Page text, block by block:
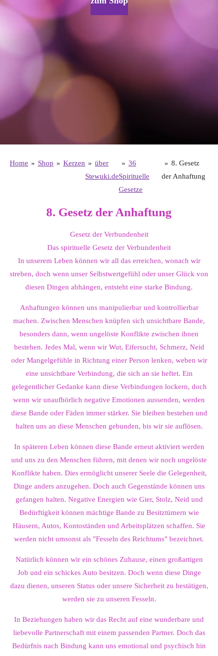
Home » Shop » Kerzen » über
Stewuki.de
» 36
Spirituelle
Gesetze
» 8. Gesetz
der Anhaftung
8. Gesetz der Anhaftung
Gesetz der Verbundenheit
Das spirituelle Gesetz der Verbundenheit
In unserem Leben können wir all das erreichen, wonach wir
streben, doch wenn unser Selbstwertgefühl oder unser Glück von
diesen Dingen abhängen, entsteht eine starke Bindung.
Anhaftungen können uns manipulierbar und kontrollierbar
machen. Zwischen Menschen knüpfen sich unsichtbare Bande,
besonders dann, wenn ungelöste Konflikte zwischen ihnen
bestehen. Jedes Mal, wenn wir Wut, Eifersucht, Schmerz, Neid
oder Mangelgefühle in Richtung einer Person lenken, weben wir
eine unsichtbare Verbindung, die sich an sie heftet. Ein
gelegentlicher Gedanke kann diese Verbindungen lockern, doch
wenn wir unaufhörlich negative Emotionen aussenden, werden
diese Bande oder Fäden immer stärker. Sie bleiben bestehen und
halten uns an diese Menschen gebunden, bis wir sie auflösen.
In späteren Leben können diese Bande erneut aktiviert werden
und uns zu den Menschen führen, mit denen wir noch ungelöste
Konflikte haben. Dies ermöglicht unserer Seele die Gelegenheit,
Dinge anders anzugehen. Doch auch Gegenstände können uns
gefangen halten. Negative Energien wie Gier, Stolz, Neid und
Bedürftigkeit können mächtige Bande zu Besitztümern wie
Häusern, Autos, Kontoständen und Arbeitsplätzen schaffen. Sie
werden nicht umsonst als "Fesseln des Reichtums" bezeichnet.
Natürlich können wir ein schönes Zuhause, einen großartigen
Job und ein schickes Auto besitzen. Doch wenn diese Dinge
dazu dienen, unseren Status oder unsere Sicherheit zu bestätigen,
werden sie zu unseren Fesseln.
In Beziehungen haben wir das Recht auf eine wunderbare und
liebevolle Partnerschaft mit einem passenden Partner. Doch das
Bedürfnis nach Bindung kann uns emotional und psychisch hin